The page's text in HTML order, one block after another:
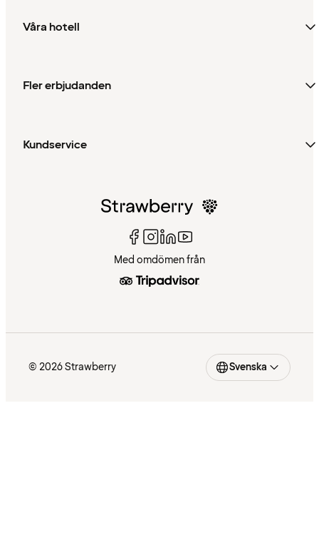
Våra hotell
Fler erbjudanden
Kundservice
Med omdömen från
© 2026 Strawberry Svenska